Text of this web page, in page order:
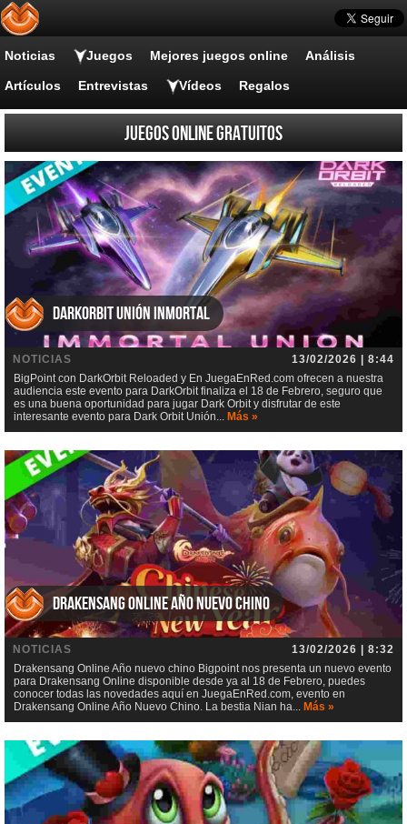
Noticias Juegos Mejores juegos online Análisis
Artículos Entrevistas Vídeos Regalos
Juegos online gratuitos
DarkOrbit Unión inmortal
NOTICIAS
13/02/2026 | 8:44
BigPoint con DarkOrbit Reloaded y En JuegaEnRed.com ofrecen a nuestra
audiencia este evento para DarkOrbit finaliza el 18 de Febrero, seguro que
es una buena oportunidad para jugar Dark Orbit y disfrutar de este
interesante evento para Dark Orbit Unión... Más »
Drakensang Online Año nuevo chino
NOTICIAS
13/02/2026 | 8:32
Drakensang Online Año nuevo chino Bigpoint nos presenta un nuevo evento
para Drakensang Online disponible desde ya al 18 de Febrero, puedes
conocer todas las novedades aquí en JuegaEnRed.com, evento en
Drakensang Online Año Nuevo Chino. La bestia Nian ha... Más »